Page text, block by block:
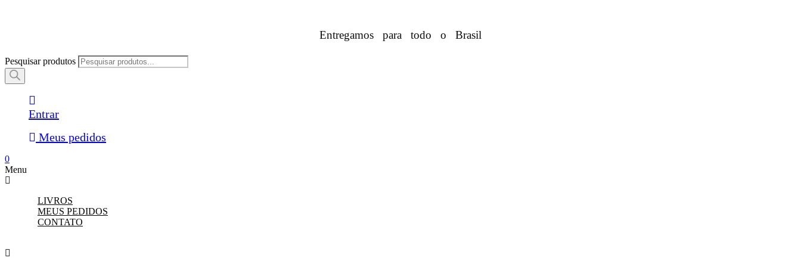
Entregamos para todo o Brasil
Pesquisar produtos
Entrar
Meus pedidos
0
Menu
LIVROS
MEUS PEDIDOS
CONTATO